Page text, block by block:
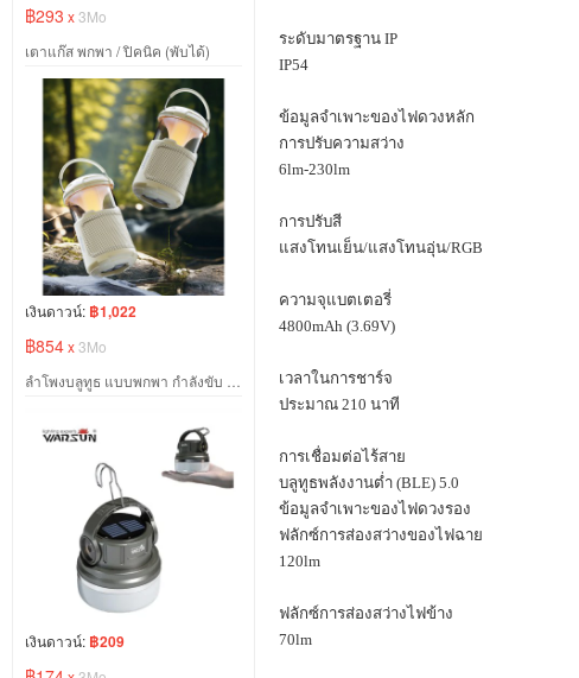
฿293 x3Mo
เตาแก๊ส พกพา / ปิคนิค (พับได้)
เงินดาวน์: ฿1,022
฿854x3Mo
เงินดาวน์: ฿209
ระดับมาตรฐาน IP
IP54
ข้อมูลจำเพาะของไฟดวงหลัก
การปรับความสว่าง
6lm-230lm
การปรับสี
แสงโทนเย็น/แสงโทนอุ่น/RGB
ความจุแบตเตอรี่
4800mAh (3.69V)
เวลาในการชาร์จ
ประมาณ 210 นาที
การเชื่อมต่อไร้สาย
บลูทูธพลังงานต่ำ (BLE) 5.0
ข้อมูลจำเพาะของไฟดวงรอง
ฟลักซ์การส่องสว่างของไฟฉาย
120lm
ฟลักซ์การส่องสว่างไฟข้าง
70lm